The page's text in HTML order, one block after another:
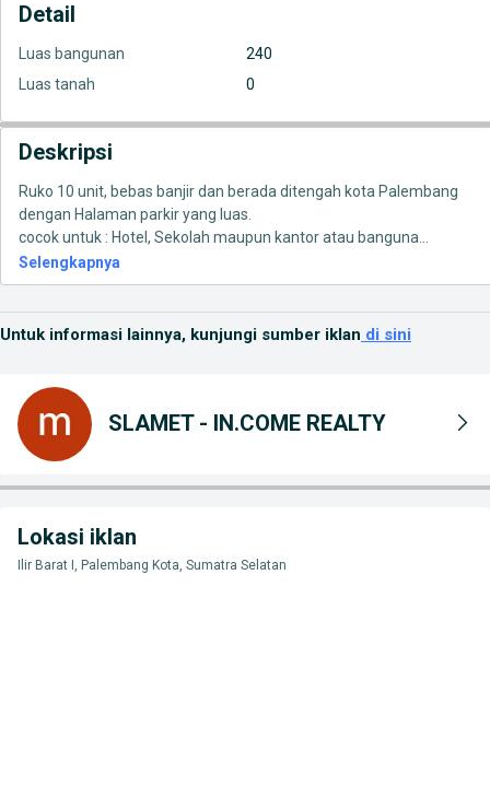
Detail
Luas bangunan
240
Luas tanah
0
Deskripsi
Ruko 10 unit, bebas banjir dan berada ditengah kota Palembang
dengan Halaman parkir yang luas.
cocok untuk : Hotel, Sekolah maupun kantor atau banguna
Selengkapnya
Untuk informasi lainnya, kunjungi sumber iklan di sini
SLAMET - IN.COME REALTY
Lokasi iklan
Ilir Barat I, Palembang Kota, Sumatra Selatan